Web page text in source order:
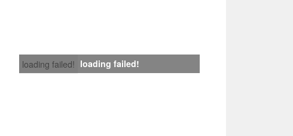
loading failed! loading failed!